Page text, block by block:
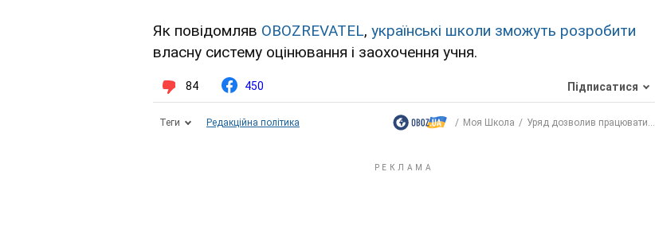
Як повідомляв OBOZREVATEL, українські школи зможуть розробити
власну систему оцінювання і заохочення учня.
84 450 Підписатися
Теги Редакційна політика Моя Школа Уряд дозволив працювати...